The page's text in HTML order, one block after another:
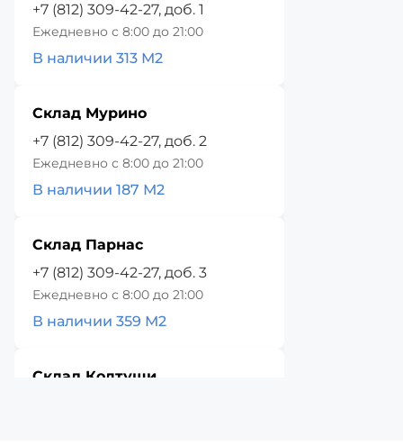
+7 (812) 309-42-27, доб. 1
Ежедневно с 8:00 до 21:00
В наличии 313 М2
Склад Мурино
+7 (812) 309-42-27, доб. 2
Ежедневно с 8:00 до 21:00
В наличии 187 М2
Склад Парнас
+7 (812) 309-42-27, доб. 3
Ежедневно с 8:00 до 21:00
В наличии 359 М2
Склад Колтуши